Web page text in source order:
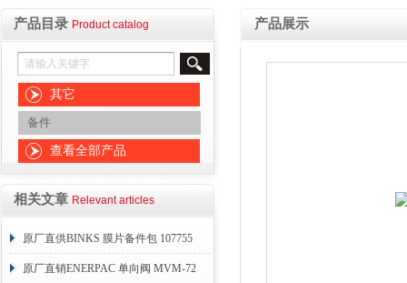
产品目录 Product catalog
其它
备件
查看全部产品
相关文章 Relevant articles
原厂直供BINKS 膜片备件包 107755
原厂直销ENERPAC 单向阀 MVM-72
产品展示